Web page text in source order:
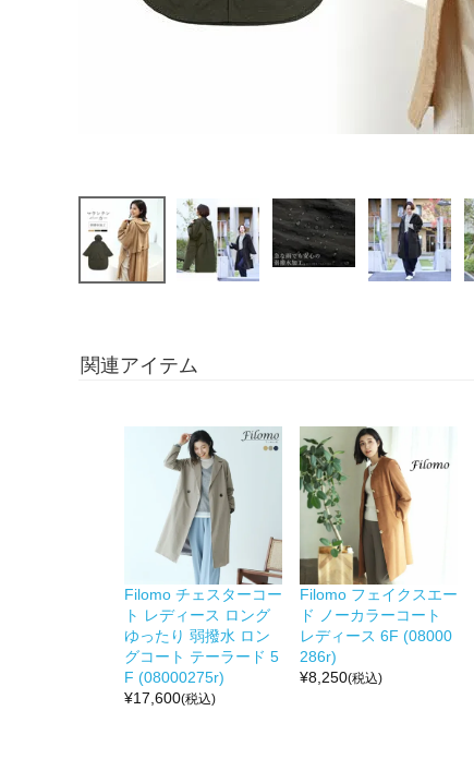
関連アイテム
Filomo チェスターコー
ト レディース ロング
ゆったり 弱撥水 ロン
グコート テーラード 5
F (08000275r)
¥17,600(税込)
Filomo フェイクスエー
ド ノーカラーコート
レディース 6F (08000
286r)
¥8,250(税込)